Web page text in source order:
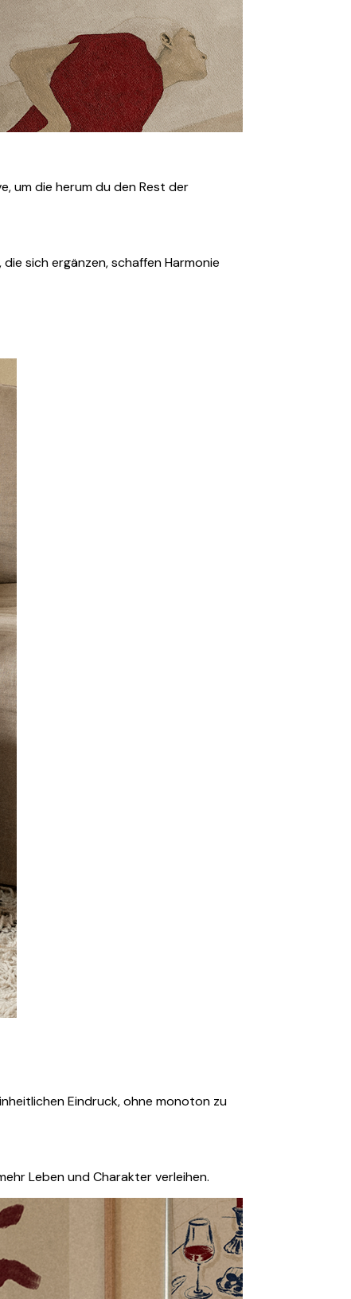
um die herum du den Rest der
sich ergänzen, schaffen Harmonie
Eindruck, ohne monoton zu
Leben und Charakter verleihen.